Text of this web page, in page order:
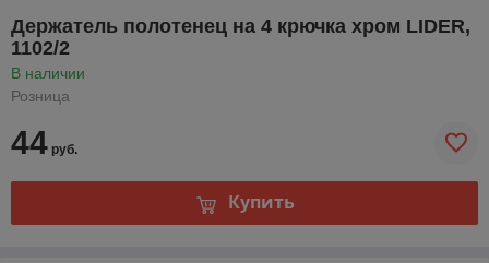
Держатель полотенец на 4 крючка хром LIDER,
1102/2
В наличии
Розница
44 руб.
Купить